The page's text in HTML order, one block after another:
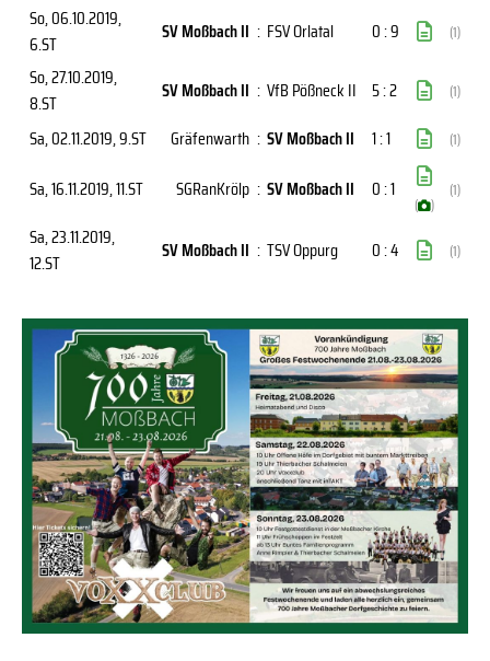
So, 06.10.2019,
6.ST
SV Moßbach II : FSV Orlatal 0 : 9 (1)
So, 27.10.2019,
8.ST
SV Moßbach II : VfB Pößneck II 5 : 2 (1)
Sa, 02.11.2019, 9.ST Gräfenwarth : SV Moßbach II 1 : 1 (1)
Sa, 16.11.2019, 11.ST SGRanKrölp : SV Moßbach II 0 : 1
( )
(1)
Sa, 23.11.2019,
12.ST
SV Moßbach II : TSV Oppurg 0 : 4 (1)